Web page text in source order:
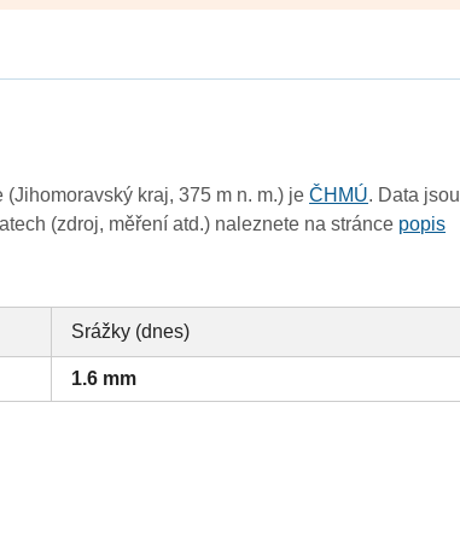
kraj, 375 m n. m.) jeČHMÚ. Data jsou
(zdroj, měření atd.) naleznete na stránce popis
Srážky (dnes)
1.6 mm